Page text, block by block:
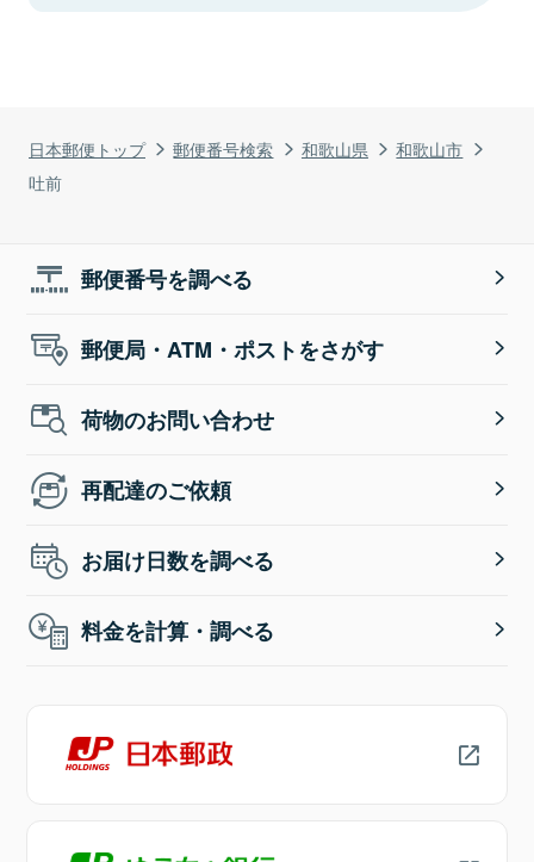
日本郵便トップ 郵便番号検索 和歌山県
和歌山市
吐前
郵便番号を調べる
郵便局・ATM・ポストをさがす
荷物のお問い合わせ
再配達のご依頼
お届け日数を調べる
料金を計算・調べる